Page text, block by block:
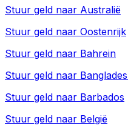
Stuur geld naar Australië
Stuur geld naar Oostenrijk
Stuur geld naar Bahrein
Stuur geld naar
Stuur geld naar Barbados
Stuur geld naar België